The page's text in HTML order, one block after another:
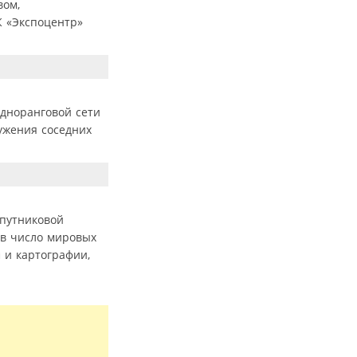
сети
соседних
число мировых
картографии,